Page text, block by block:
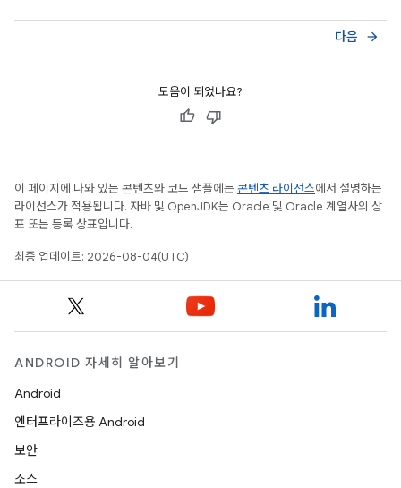
다음 arrow_forward
도움이 되었나요?
이 페이지에 나와 있는 콘텐츠와 코드 샘플에는 콘텐츠 라이선스에서 설명하는
라이선스가 적용됩니다. 자바 및 OpenJDK는 Oracle 및 Oracle 계열사의 상
표 또는 등록 상표입니다.
최종 업데이트: 2026-08-04(UTC)
ANDROID 자세히 알아보기
Android
엔터프라이즈용 Android
보안
소스